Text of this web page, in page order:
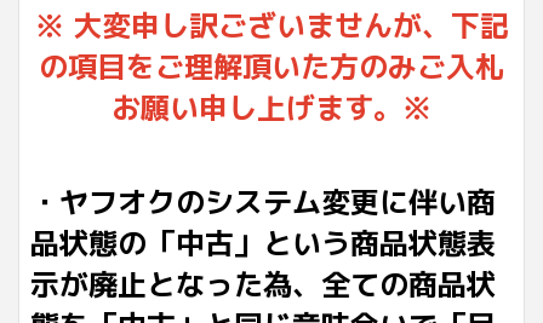
※ 大変申し訳ございませんが、下記
の項目をご理解頂いた方のみご入札
お願い申し上げます。※
・ヤフオクのシステム変更に伴い商
品状態の「中古」という商品状態表
示が廃止となった為、全ての商品状